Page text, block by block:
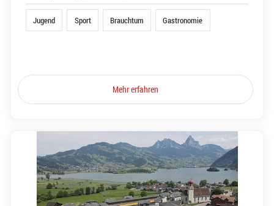
Jugend Sport Brauchtum Gastronomie
Mehr erfahren